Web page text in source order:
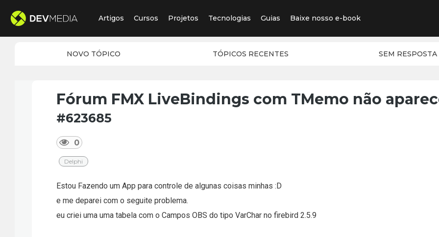
Artigos Cursos Projetos Tecnologias Guias Baixe nosso e-book
NOVO TÓPICO TÓPICOS RECENTES SEM RESPOSTA
Fórum FMX LiveBindings com TMemo não
#623685
0
Delphi
Estou Fazendo um App para controle de algunas coisas minhas :D
e me deparei com o seguite problema.
eu criei uma uma tabela com o Campos OBS do tipo VarChar no firebird 2.5.9